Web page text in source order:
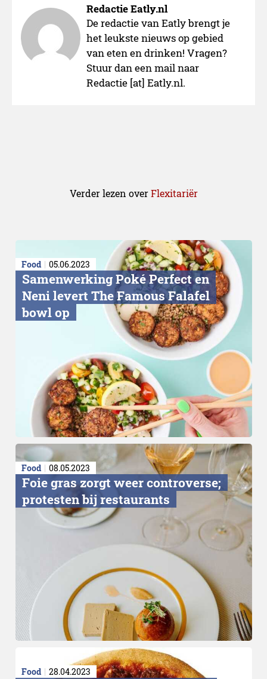
Redactie Eatly.nl
De redactie van Eatly brengt je
het leukste nieuws op gebied
van eten en drinken! Vragen?
Stuur dan een mail naar
Redactie [at] Eatly.nl.
Verder lezen overFlexitariër
Food 05.06.2023
Samenwerking Poké Perfect en
Neni levert The Famous Falafel
bowl op
Food 08.05.2023
Foie gras zorgt weer controverse;
protesten bij restaurants
Food 28.04.2023